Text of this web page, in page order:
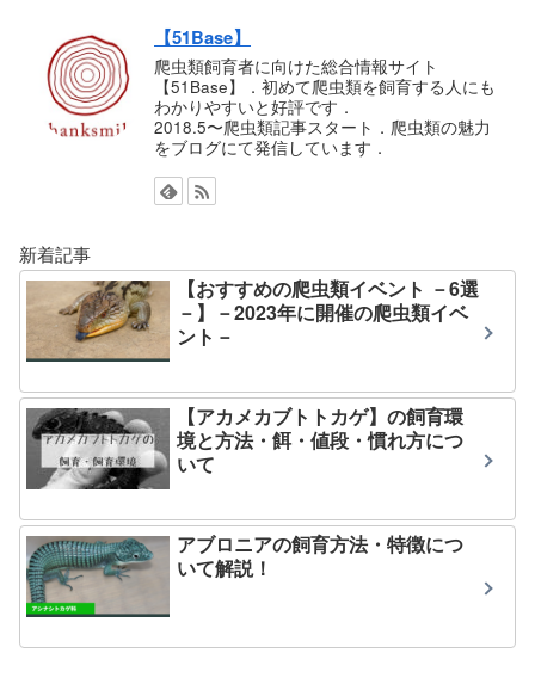
【51Base】
爬虫類飼育者に向けた総合情報サイト
【51Base】．初めて爬虫類を飼育する人にも
わかりやすいと好評です．
2018.5〜爬虫類記事スタート．爬虫類の魅力
をブログにて発信しています．
新着記事
【おすすめの爬虫類イベント －6選
－】－2023年に開催の爬虫類イベ
ント－
【アカメカブトトカゲ】の飼育環
境と方法・餌・値段・慣れ方につ
いて
アブロニアの飼育方法・特徴につ
いて解説！